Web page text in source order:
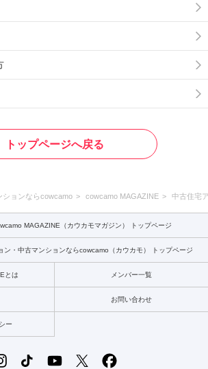
トップページへ戻る
ションならcowcamo cowcamo MAGAZINE 中古住宅
MAGAZINE（カウカモマガジン） トップページ
ン・中古マンションならcowcamo（カウカモ） トップページ
とは メンバー一覧
お問い合わせ
ー